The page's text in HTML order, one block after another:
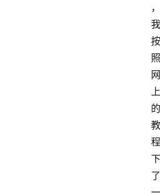
，
我
按
照
网
上
的
教
程
下
了